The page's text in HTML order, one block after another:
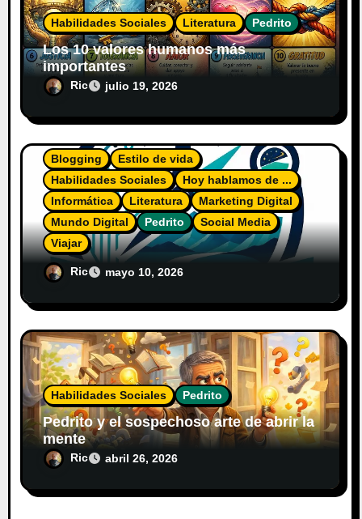
Habilidades Sociales Literatura Pedrito
Los 10 valores humanos más
importantes
Ric julio 19, 2026
Blogging
Estilo de vida
Habilidades Sociales
Hoy hablamos de ...
Informática
Literatura
Marketing Digital
Mundo Digital
Pedrito
Social Media
Viajar
El Diario del Explorador Digital
Ric mayo 10, 2026
Habilidades Sociales Pedrito
Pedrito y el sospechoso arte de abrir la
mente
Ric abril 26, 2026